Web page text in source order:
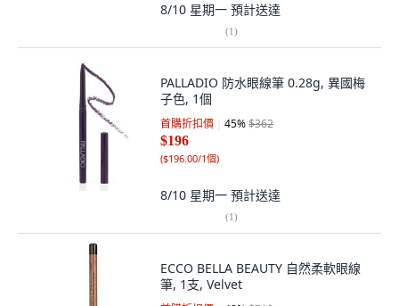
8/10 星期一 預計送達
(1)
PALLADIO 防水眼線筆 0.28g, 異國梅
子色, 1個
首購折扣價 45%$362
$196
($196.00/1個)
8/10 星期一 預計送達
(1)
ECCO BELLA BEAUTY 自然柔軟眼線
筆, 1支, Velvet